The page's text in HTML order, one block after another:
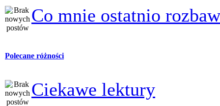
Co mnie ostatnio
Polecane różności
Ciekawe lektury